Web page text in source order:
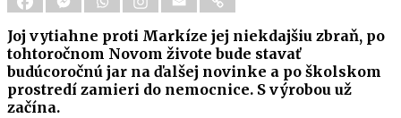
Joj vytiahne proti Markíze jej niekdajšiu zbraň, po
tohtoročnom Novom živote bude stavať
budúcoročnú jar na ďalšej novinke a po školskom
prostredí zamieri do nemocnice. S výrobou už
začína.